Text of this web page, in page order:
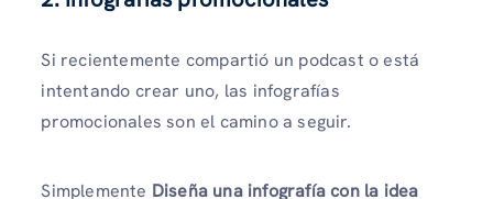
Si recientemente compartió un podcast o está
intentando crear uno, las infografías
promocionales son el camino a seguir.
Simplemente Diseña una infografía con la idea